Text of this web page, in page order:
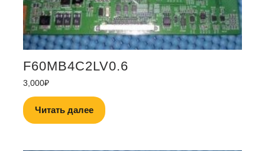
F60MB4C2LV0.6
3,000₽
Читать далее